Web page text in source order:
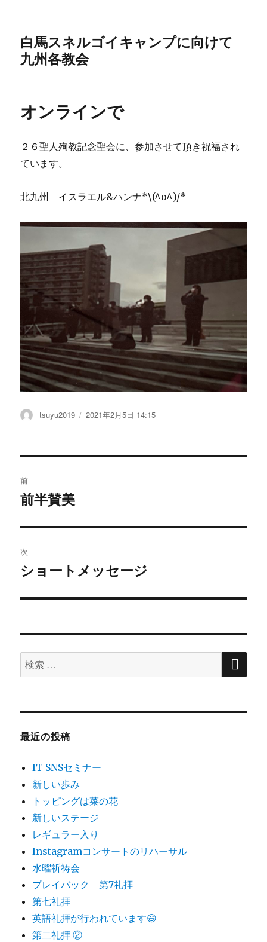
白馬スネルゴイキャンプに向けて
九州各教会
オンラインで
２６聖人殉教記念聖会に、参加させて頂き祝福され
ています。
北九州 イスラエル&ハンナ*\(^o^)/*
投
tsuyu2019
投
2021年2月5日 14:15
稿
ビ
ゲ
ー
ン
前
過
の
投
稿:
前半賛美
次
次
投
ショートメッセージ
検
索
象:
検
最近の投稿
IT SNSセミナー
新しい歩み
トッピングは菜の花
新しいステージ
レギュラー入り
Instagramコンサートのリハーサル
水曜祈祷会
プレイバック 第7礼拝
第七礼拝
英語礼拝が行われています😃
第二礼拝 ②